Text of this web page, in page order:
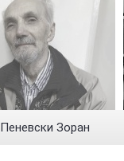
Пеневски Зоран